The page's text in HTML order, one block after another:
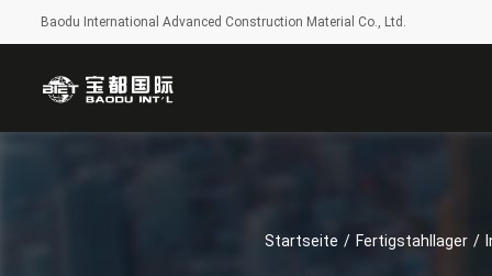
Baodu International Advanced Construction Material Co., Ltd.
Startseite / Fertigstahllager /